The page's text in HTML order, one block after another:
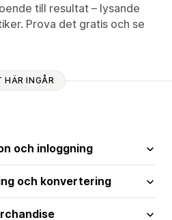
till resultat – lysande
Prova det gratis och se
HÄR INGÅR
och inloggning
och konvertering